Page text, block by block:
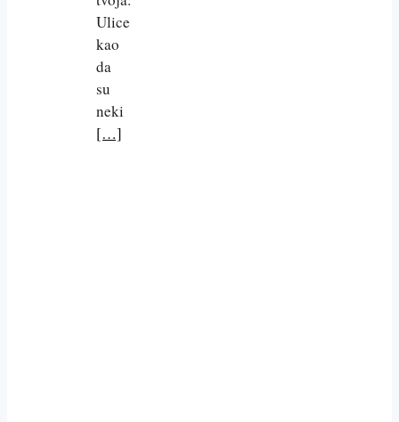
Ulice
kao
da
su
neki
[…]